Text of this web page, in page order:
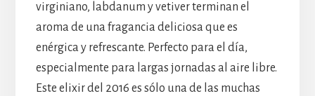
virginiano, labdanum y vetiver terminan el
aroma de una fragancia deliciosa que es
enérgica y refrescante. Perfecto para el día,
especialmente para largas jornadas al aire libre.
Este elixir del 2016 es sólo una de las muchas